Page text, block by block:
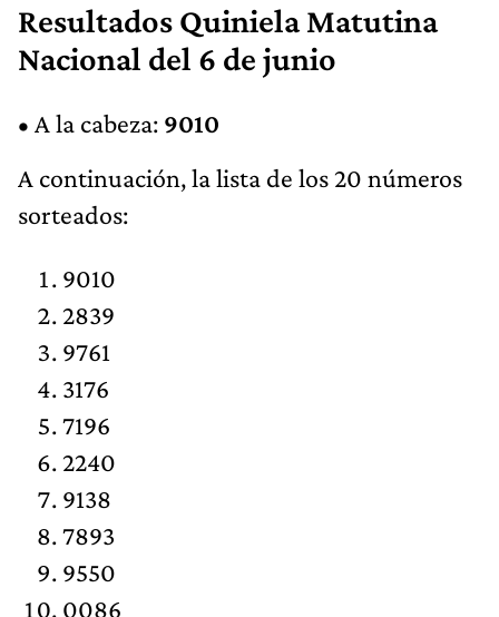
Resultados Quiniela Matutina
Nacional del 6 de junio
• A la cabeza: 9010
A continuación, la lista de los 20 números
sorteados:
9010
2839
9761
3176
7196
2240
9138
7893
9550
0086